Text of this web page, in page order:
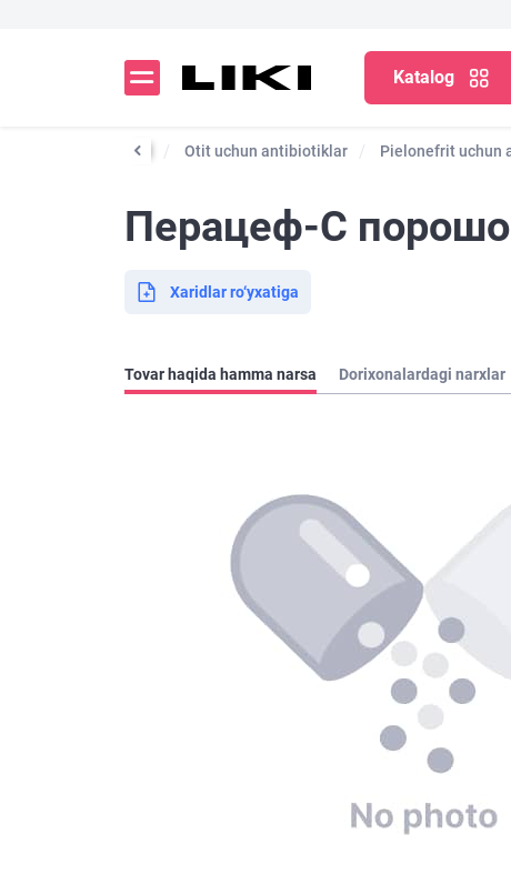
Katalog
uchun antibiotiklar Otit uchun antibiotiklar Pielonefrit uchun
Перацеф-С
Xaridlar ro‘yxatiga
Tovar haqida hamma narsa Dorixonalardagi narxlar